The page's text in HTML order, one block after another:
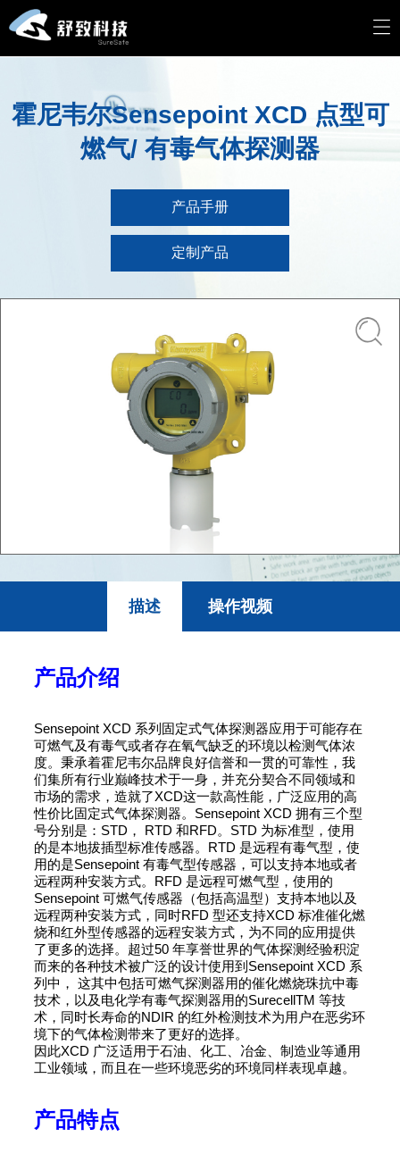
霍尼韦尔Sensepoint XCD 点型可
燃气/ 有毒气体探测器
产品手册
定制产品
描述 操作视频
产品介绍
Sensepoint XCD 系列固定式气体探测器应用于可能存在
可燃气及有毒气或者存在氧气缺乏的环境以检测气体浓
度。秉承着霍尼韦尔品牌良好信誉和一贯的可靠性，我
们集所有行业巅峰技术于一身，并充分契合不同领域和
市场的需求，造就了XCD这一款高性能，广泛应用的高
性价比固定式气体探测器。Sensepoint XCD 拥有三个型
号分别是：STD， RTD 和RFD。STD 为标准型，使用
的是本地拔插型标准传感器。RTD 是远程有毒气型，使
用的是Sensepoint 有毒气型传感器，可以支持本地或者
远程两种安装方式。RFD 是远程可燃气型，使用的
Sensepoint 可燃气传感器（包括高温型）支持本地以及
远程两种安装方式，同时RFD 型还支持XCD 标准催化燃
烧和红外型传感器的远程安装方式，为不同的应用提供
了更多的选择。超过50 年享誉世界的气体探测经验积淀
而来的各种技术被广泛的设计使用到Sensepoint XCD 系
列中， 这其中包括可燃气探测器用的催化燃烧珠抗中毒
技术，以及电化学有毒气探测器用的SurecellTM 等技
术，同时长寿命的NDIR 的红外检测技术为用户在恶劣环
境下的气体检测带来了更好的选择。
因此XCD 广泛适用于石油、化工、冶金、制造业等通用
工业领域，而且在一些环境恶劣的环境同样表现卓越。
产品特点